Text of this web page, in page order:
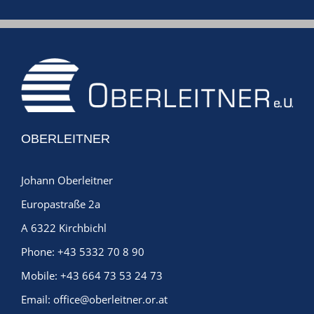
OBERLEITNER
Johann Oberleitner
Europastraße 2a
A 6322 Kirchbichl
Phone: +43 5332 70 8 90
Mobile: +43 664 73 53 24 73
Email: office@oberleitner.or.at